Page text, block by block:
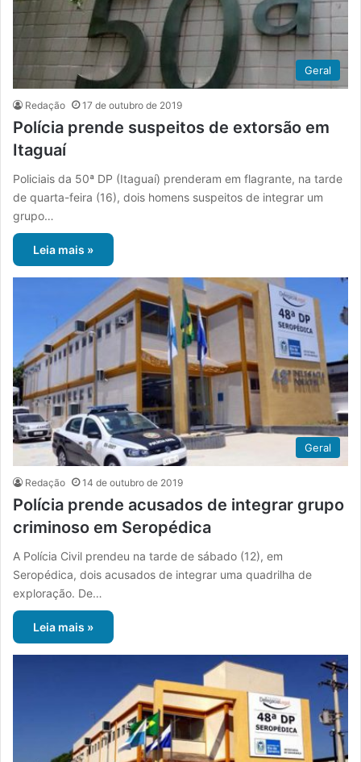
Geral
Redação 17 de outubro de 2019
Polícia prende suspeitos de extorsão em
Itaguaí
Policiais da 50ª DP (Itaguaí) prenderam em flagrante, na tarde
de quarta-feira (16), dois homens suspeitos de integrar um
grupo…
Leia mais »
Geral
Redação 14 de outubro de 2019
Polícia prende acusados de integrar grupo
criminoso em Seropédica
A Polícia Civil prendeu na tarde de sábado (12), em
Seropédica, dois acusados de integrar uma quadrilha de
exploração. De…
Leia mais »